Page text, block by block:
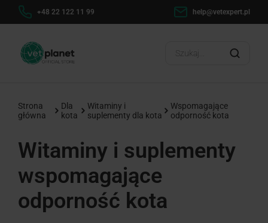
+48 22 122 11 99 help@vetexpert.pl
Strona
główna
Dla
kota
Witaminy i
suplementy dla kota
Wspomagające
odporność kota
Witaminy i suplementy
wspomagające
odporność kota